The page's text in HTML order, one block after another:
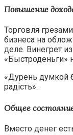
Повышение
Торговля
бизнеса на
деле. Винегрет
«Быстроденьги»
«Дурень думкой
радість».
Общее
Вместо денег